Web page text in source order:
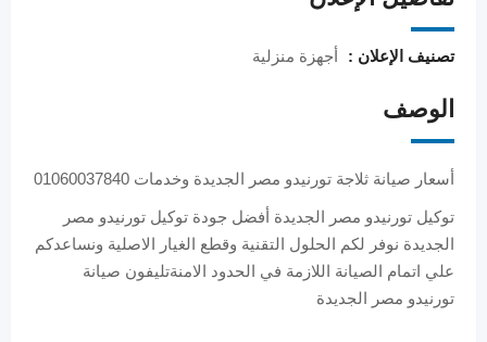
تصنيف الإعلان : أجهزة منزلية
الوصف
أسعار صيانة ثلاجة تورنيدو مصر الجديدة وخدمات 01060037840
توكيل تورنيدو مصر الجديدة أفضل جودة توكيل تورنيدو مصر
الجديدة نوفر لكم الحلول التقنية وقطع الغيار الاصلية ونساعدكم
علي اتمام الصيانة اللازمة في الحدود الامنةتليفون صيانة
تورنيدو مصر الجديدة